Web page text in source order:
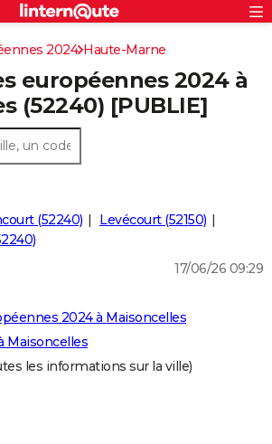
S'inscrire
Connexion
2024 Haute-Marne
européennes 2024 à
(52240) [PUBLIE]
(52240)
Levécourt (52150)
17/06/26 09:29
2024 à Maisoncelles
Maisoncelles
les informations sur la ville)